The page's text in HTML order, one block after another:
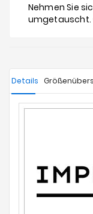
Nehmen Sie
umgetauscht.
Details